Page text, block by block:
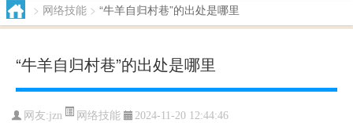
> 网络技能 > “牛羊自归村巷”的出处是哪里
“牛羊自归村巷”的出处是哪里
网友:jzn 网络技能 2024-11-20 12:44:46